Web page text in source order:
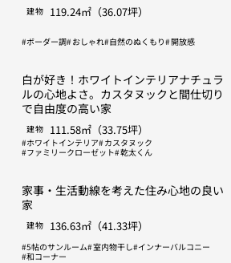
建物 119.24㎡（36.07坪）
ボーダー調 おしゃれ 自然のぬくもり 開放感
白が好き！ホワイトインテリアナチュラ
ルの心地よさ。カスタヌックと間仕切り
で自由度の高い家
建物 111.58㎡（33.75坪）
ホワイトインテリア カスタヌック
ファミリークローゼット 乾太くん
家事・生活動線を考えた住み心地の良い
家
建物 136.63㎡（41.33坪）
5帖のサンルーム 室内物干し インナーバルコニー
和コーナー